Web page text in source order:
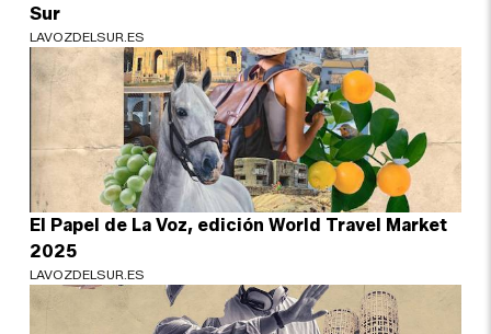
Sur
LAVOZDELSUR.ES
El Papel de La Voz, edición World Travel Market
2025
LAVOZDELSUR.ES